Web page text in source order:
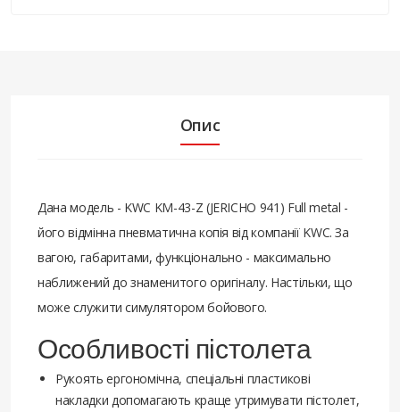
Опис
Дана модель - KWC KM-43-Z (JERICHO 941) Full metal -
його відмінна пневматична копія від компанії KWC. За
вагою, габаритами, функціонально - максимально
наближений до знаменитого оригіналу. Настільки, що
може служити симулятором бойового.
Особливості пістолета
Рукоять ергономічна, спеціальні пластикові
накладки допомагають краще утримувати пістолет,